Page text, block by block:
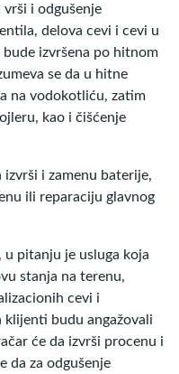
i odgušenje
delova cevi i cevi u
izvršena po hitnom
se da u hitne
na vodokotliću, zatim
kao i čišćenje
i zamenu baterije,
ili reparaciju glavnog
u pitanju je usluga koja
stanja na terenu,
cevi i
klijenti budu angažovali
će da izvrši procenu i
da za odgušenje